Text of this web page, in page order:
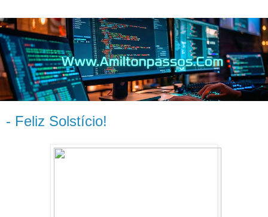
- Feliz Solstício!